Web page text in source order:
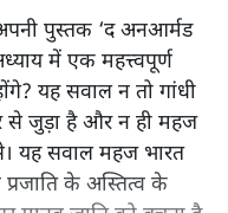
पुस्तक ‘द अनआर्मड
में एक महत्त्वपूर्ण
यह सवाल न तो गांधी
से जुड़ा है और न ही महज
से। यह सवाल महज भारत
के अस्तित्व के